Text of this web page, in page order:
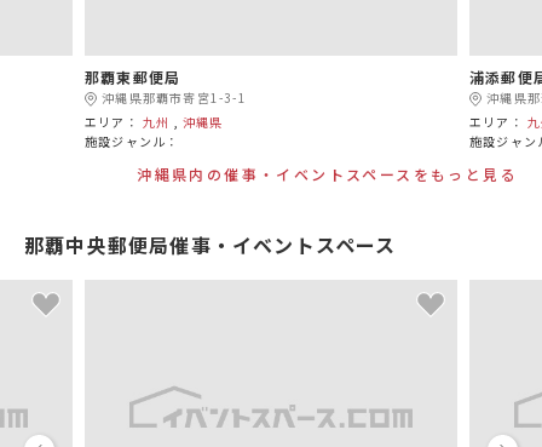
那覇東郵便局
沖縄県那覇市寄宮1-3-1
エリア： 九州 ,沖縄県
施設ジャンル：
浦添郵便
沖縄県
エリア：
施設ジャン
沖縄県内の催事・イベントスペースをもっと見る
那覇中央郵便局催事・イベントスペース